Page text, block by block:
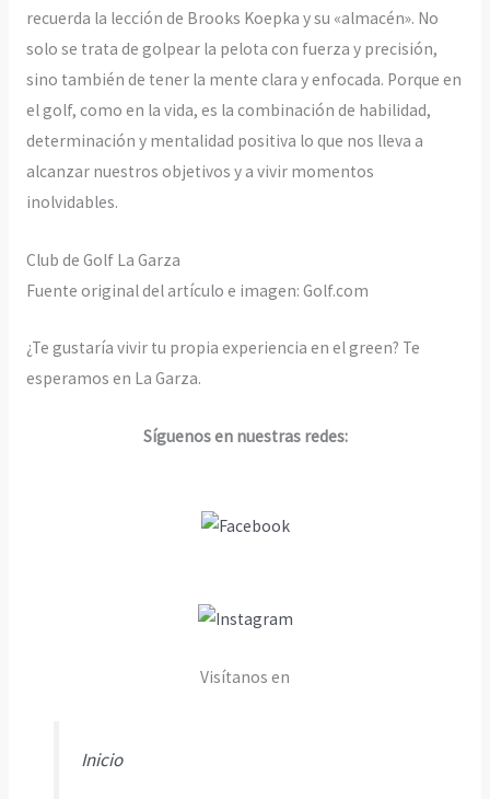
recuerda la lección de Brooks Koepka y su «almacén». No
solo se trata de golpear la pelota con fuerza y precisión,
sino también de tener la mente clara y enfocada. Porque en
el golf, como en la vida, es la combinación de habilidad,
determinación y mentalidad positiva lo que nos lleva a
alcanzar nuestros objetivos y a vivir momentos
inolvidables.
Club de Golf La Garza
Fuente original del artículo e imagen: Golf.com
¿Te gustaría vivir tu propia experiencia en el green? Te
esperamos en La Garza.
Síguenos en nuestras redes:
Visítanos en
Inicio